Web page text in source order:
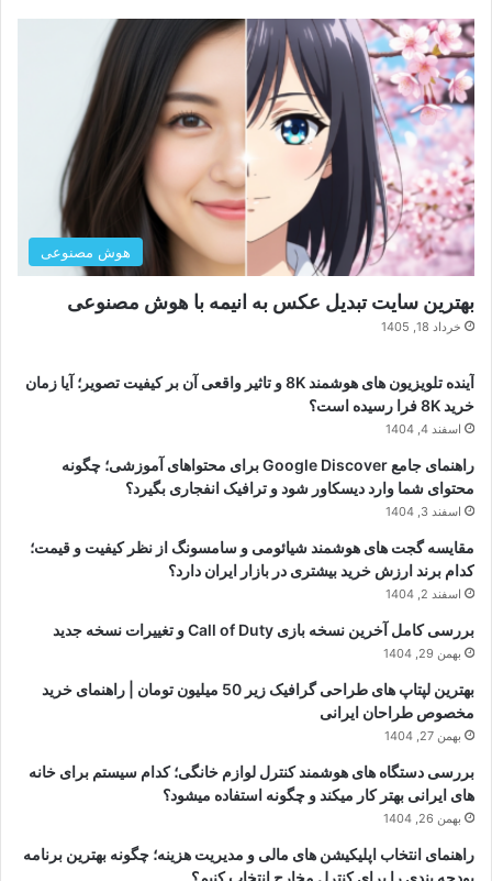
هوش مصنوعی
بهترین سایت تبدیل عکس به انیمه با هوش مصنوعی
خرداد 18, 1405
آینده تلویزیون های هوشمند 8K و تاثیر واقعی آن بر کیفیت تصویر؛ آیا زمان
خرید 8K فرا رسیده است؟
اسفند 4, 1404
راهنمای جامع Google Discover برای محتواهای آموزشی؛ چگونه
محتوای شما وارد دیسکاور شود و ترافیک انفجاری بگیرد؟
اسفند 3, 1404
مقایسه گجت های هوشمند شیائومی و سامسونگ از نظر کیفیت و قیمت؛
کدام برند ارزش خرید بیشتری در بازار ایران دارد؟
اسفند 2, 1404
بررسی کامل آخرین نسخه بازی Call of Duty و تغییرات نسخه جدید
بهمن 29, 1404
بهترین لپتاپ های طراحی گرافیک زیر 50 میلیون تومان | راهنمای خرید
مخصوص طراحان ایرانی
بهمن 27, 1404
بررسی دستگاه های هوشمند کنترل لوازم خانگی؛ کدام سیستم برای خانه
های ایرانی بهتر کار میکند و چگونه استفاده میشود؟
بهمن 26, 1404
راهنمای انتخاب اپلیکیشن های مالی و مدیریت هزینه؛ چگونه بهترین برنامه
بودجه بندی را برای کنترل مخارج انتخاب کنیم؟